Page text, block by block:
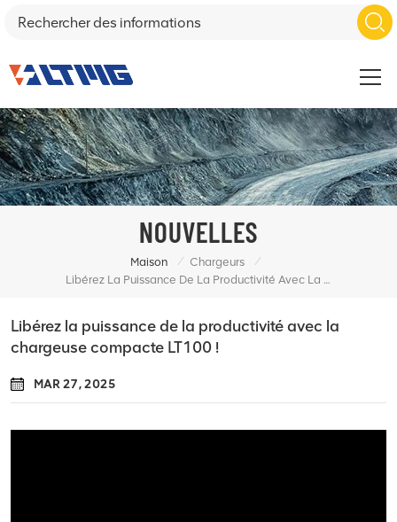
NOUVELLES
Maison / Chargeurs
/
Libérez La Puissance De La Productivité Avec La Chargeuse Compacte LT100 !
Libérez la puissance de la productivité avec la
chargeuse compacte LT100 !
MAR 27, 2025